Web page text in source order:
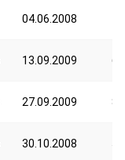
04.06.2008
13.09.2009
27.09.2009
30.10.2008